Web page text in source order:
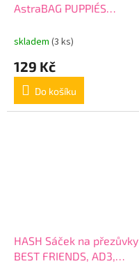
AstraBAG PUPPIE´S
skladem (3 ks)
129 Kč
Do košíku
HASH Sáček na přezůvky
BEST FRIENDS, AD3,